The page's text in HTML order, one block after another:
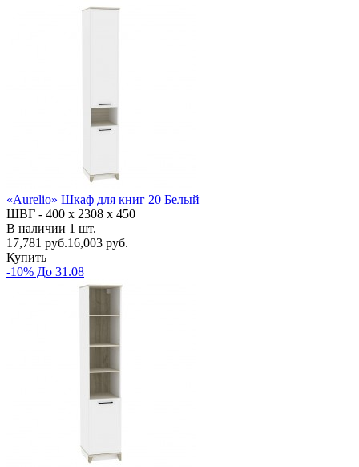
«Aurelio» Шкаф для книг 20 Белый
ШВГ - 400 х 2308 х 450
В наличии 1 шт.
17,781 руб.16,003 руб.
Купить
-10% До 31.08